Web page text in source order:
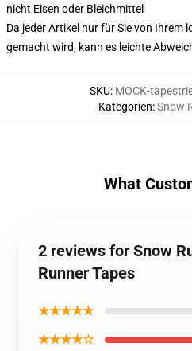
nicht Eisen oder Bleichmittel
Da jeder Artikel nur für Sie von Ihrem
gemacht wird, kann es leichte
SKU: MOCK-
Kategorien:Snow
What
2 reviews for Snow
Runner Tapes
★★★★★
★★★★☆